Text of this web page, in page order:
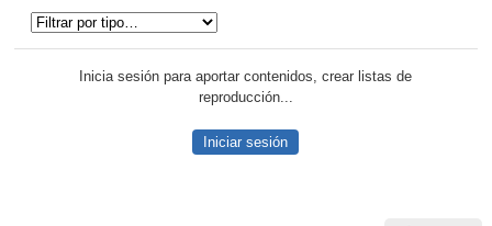
Inicia sesión para aportar contenidos, crear listas de
reproducción...
Iniciar sesión